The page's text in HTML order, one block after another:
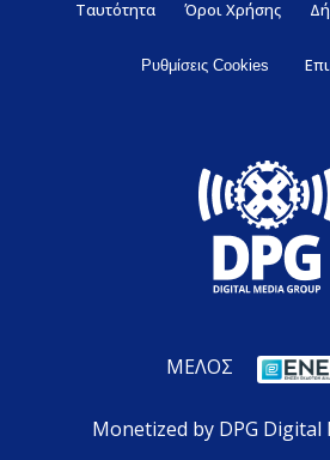
Ταυτότητα Όροι Χρήσης
Ρυθμίσεις Cookies
ΜΕΛΟΣ
Monetized by DPG Digital